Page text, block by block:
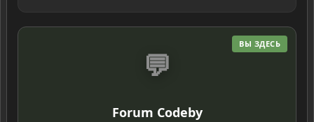
ВЫ ЗДЕСЬ
💬
Forum Codeby